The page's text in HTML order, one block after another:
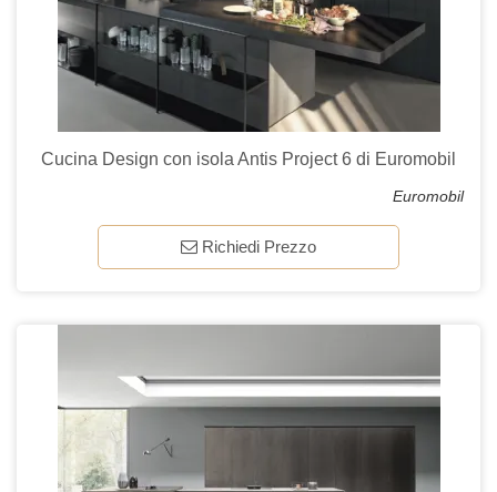
Cucina Design con isola Antis Project 6 di Euromobil
Euromobil
Richiedi Prezzo